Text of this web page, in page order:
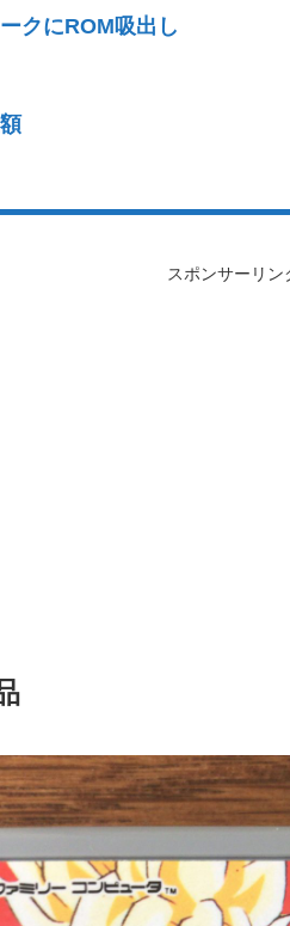
クにROM吸出し
スポンサーリン